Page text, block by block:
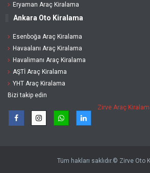
Eryaman Araç Kiralama
Ankara Oto Kiralama
Esenboğa Araç Kiralama
Havaalanı Araç Kiralama
Havalimanı Araç Kiralama
AŞTİ Araç Kiralama
YHT Araç Kiralama
Bizi takip edin
Zirve Araç
Tüm hakları saklıdır.© Zirve Oto